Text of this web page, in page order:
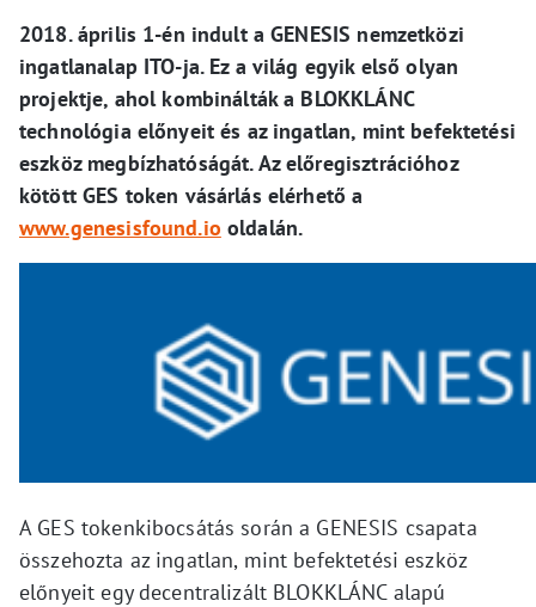
2018. április 1-én indult a GENESIS nemzetközi
ingatlanalap ITO-ja. Ez a világ egyik első olyan
projektje, ahol kombinálták a BLOKKLÁNC
technológia előnyeit és az ingatlan, mint befektetési
eszköz megbízhatóságát. Az előregisztrációhoz
kötött GES token vásárlás elérhető a
www.genesisfound.io oldalán.
A GES tokenkibocsátás során a GENESIS csapata
összehozta az ingatlan, mint befektetési eszköz
előnyeit egy decentralizált BLOKKLÁNC alapú